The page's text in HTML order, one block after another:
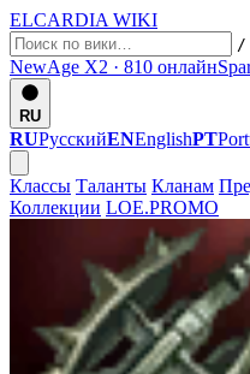
ELCARDIA WIKI
/
NewAge X2 · 810 онлайн
RU
RUРусскийENEnglishPT
Классы Таланты Кланам
Коллекции LOE.PROMO